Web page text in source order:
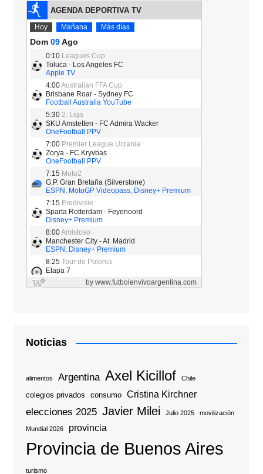
Noticias
alimentos Argentina Axel Kicillof Chile
colegios privados consumo Cristina Kirchner
elecciones 2025 Javier Milei Julio 2025 movilización
Mundial 2026 provincia
Provincia de Buenos Aires
turismo